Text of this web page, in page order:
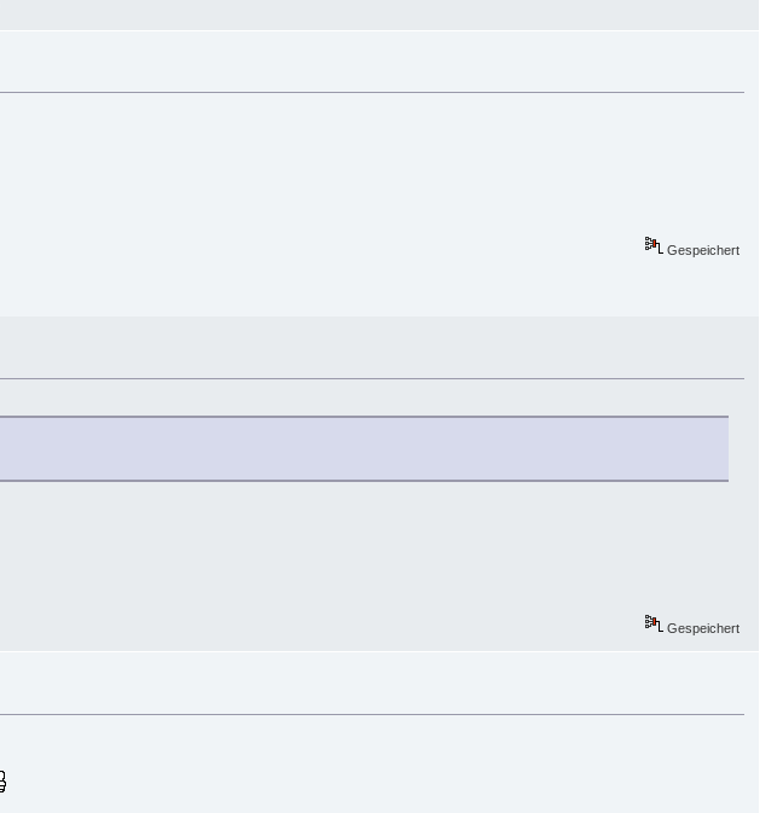
Gespeichert
Gespeichert